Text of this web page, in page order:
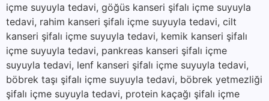
içme suyuyla tedavi, göğüs kanseri şifalı içme suyuyla
tedavi, rahim kanseri şifalı içme suyuyla tedavi, cilt
kanseri şifalı içme suyuyla tedavi, kemik kanseri şifalı
içme suyuyla tedavi, pankreas kanseri şifalı içme
suyuyla tedavi, lenf kanseri şifalı içme suyuyla tedavi,
böbrek taşı şifalı içme suyuyla tedavi, böbrek yetmezliği
şifalı içme suyuyla tedavi, protein kaçağı şifalı içme